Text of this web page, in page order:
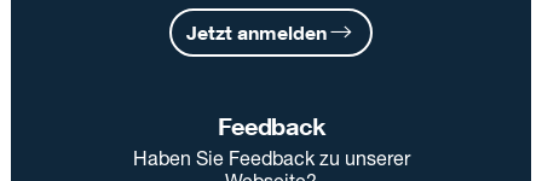
Jetzt anmelden
Feedback
Haben Sie Feedback zu unserer